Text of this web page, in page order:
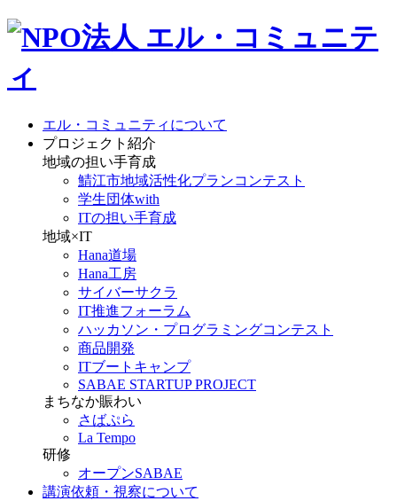
エル・コミュニティについて
プロジェクト紹介
地域の担い手育成
鯖江市地域活性化プランコンテスト
学生団体with
ITの担い手育成
地域×IT
Hana道場
Hana工房
サイバーサクラ
IT推進フォーラム
ハッカソン・プログラミングコンテスト
商品開発
ITブートキャンプ
SABAE STARTUP PROJECT
まちなか賑わい
さばぷら
La Tempo
研修
オープンSABAE
講演依頼・視察について